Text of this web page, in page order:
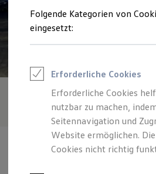
Junge Gebrauchtwagen
Volkswagen
Zubehör- und
Leasing
Leasing-Angebote
Gebrauchtwagen
Junge
Elektroauto Leasing
Kleinwagen-Leasing
Leasing ohne
Finanzierung
Folgende Kategorien von
eingesetzt:
Erforderliche Cookies
Erforderliche Cookies
nutzbar zu machen,
Seitennavigation und
Website ermöglichen.
Cookies nicht richtig